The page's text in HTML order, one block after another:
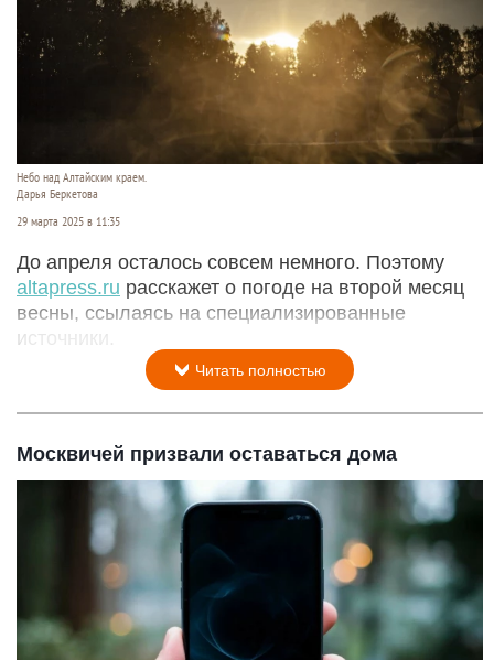
Небо над Алтайским краем.
Дарья Беркетова
29 марта 2025 в 11:35
До апреля осталось совсем немного. Поэтому
altapress.ru расскажет о погоде на второй месяц
весны, ссылаясь на специализированные
источники.
Читать полностью
Москвичей призвали оставаться дома